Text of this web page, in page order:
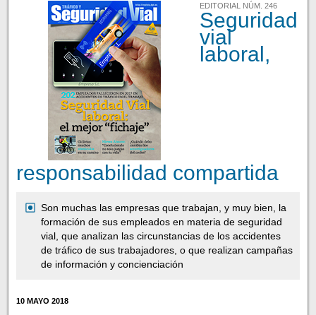
EDITORIAL NÚM. 246
Seguridad
vial
laboral,
responsabilidad compartida
Son muchas las empresas que trabajan, y muy bien, la
formación de sus empleados en materia de seguridad
vial, que analizan las circunstancias de los accidentes
de tráfico de sus trabajadores, o que realizan campañas
de información y concienciación
10 MAYO 2018